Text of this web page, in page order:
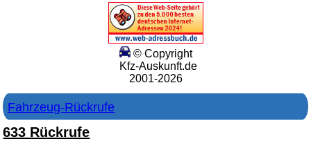
© Copyright
Kfz-Auskunft.de
2001-2026
Fahrzeug-Rückrufe
633 Rückrufe